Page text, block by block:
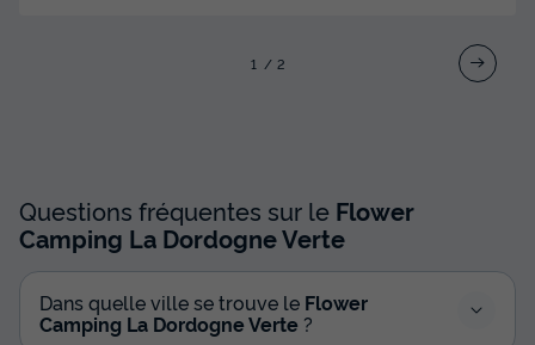
Adultes
6
Chambres
3
Salle de bain
Animaux autorisés *
Cafetière
+ 5
1 2
Questions fréquentes sur le Flower
Camping La Dordogne Verte
Dans quelle ville se trouve le Flower
Camping La Dordogne Verte ?